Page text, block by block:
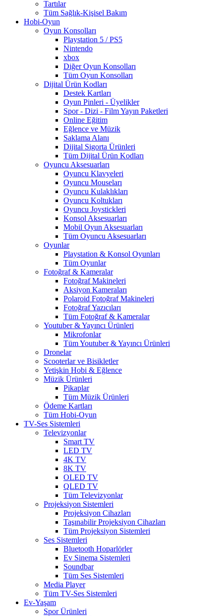
Tartılar
Tüm Sağlık-Kişisel Bakım
Hobi-Oyun
Oyun Konsolları
Playstation 5 / PS5
Nintendo
xbox
Diğer Oyun Konsolları
Tüm Oyun Konsolları
Dijital Ürün Kodları
Destek Kartları
Oyun Pinleri - Üyelikler
Spor - Dizi - Film Yayın Paketleri
Online Eğitim
Eğlence ve Müzik
Saklama Alanı
Dijital Sigorta Ürünleri
Tüm Dijital Ürün Kodları
Oyuncu Aksesuarları
Oyuncu Klavyeleri
Oyuncu Mouseları
Oyuncu Kulaklıkları
Oyuncu Koltukları
Oyuncu Joystickleri
Konsol Aksesuarları
Mobil Oyun Aksesuarları
Tüm Oyuncu Aksesuarları
Oyunlar
Playstation & Konsol Oyunları
Tüm Oyunlar
Fotoğraf & Kameralar
Fotoğraf Makineleri
Aksiyon Kameraları
Polaroid Fotoğraf Makineleri
Fotoğraf Yazıcıları
Tüm Fotoğraf & Kameralar
Youtuber & Yayıncı Ürünleri
Mikrofonlar
Tüm Youtuber & Yayıncı Ürünleri
Dronelar
Scooterlar ve Bisikletler
Yetişkin Hobi & Eğlence
Müzik Ürünleri
Pikaplar
Tüm Müzik Ürünleri
Ödeme Kartları
Tüm Hobi-Oyun
TV-Ses Sistemleri
Televizyonlar
Smart TV
LED TV
4K TV
8K TV
OLED TV
QLED TV
Tüm Televizyonlar
Projeksiyon Sistemleri
Projeksiyon Cihazları
Taşınabilir Projeksiyon Cihazları
Tüm Projeksiyon Sistemleri
Ses Sistemleri
Bluetooth Hoparlörler
Ev Sinema Sistemleri
Soundbar
Tüm Ses Sistemleri
Media Player
Tüm TV-Ses Sistemleri
Ev-Yaşam
Spor Ürünleri